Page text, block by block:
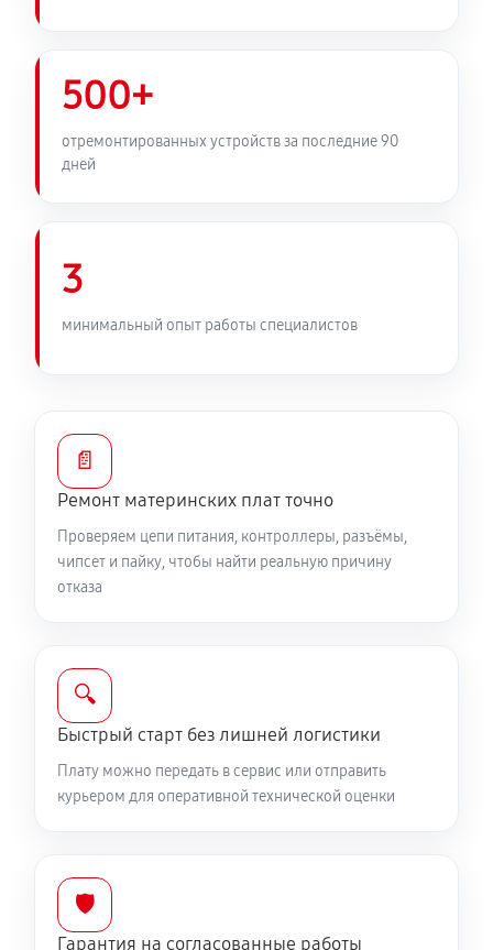
500+
отремонтированных устройств за последние 90
дней
3
минимальный опыт работы специалистов
📄
Ремонт материнских плат точно
Проверяем цепи питания, контроллеры, разъёмы,
чипсет и пайку, чтобы найти реальную причину
отказа
🔍
Быстрый старт без лишней логистики
Плату можно передать в сервис или отправить
курьером для оперативной технической оценки
🛡️
Гарантия на согласованные работы